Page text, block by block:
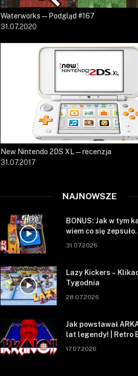
Waterworks — Podgląd #167
31.07.2020
New Nintendo 2DS XL — recenzja
31.07.2017
NAJNOWSZE
BONUS: Jak w tym
wiem co się
31.07.2026
Lazy Kickers –
Tygodnia
28.07.2026
Jak powstawał
lat legendy! | Retro
17.07.2026